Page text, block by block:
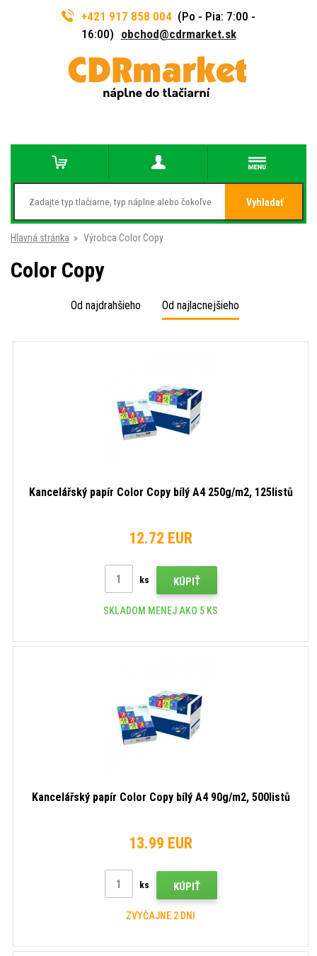
+421 917 858 004 (Po - Pia: 7:00 -
16:00) obchod@cdrmarket.sk
Vyhladať
Hlavná stránka » Výrobca Color Copy
Color Copy
Od najdrahšieho Od najlacnejšieho
Kancelářský papír Color Copy bílý A4 250g/m2, 125listů
12.72 EUR
ks KÚPIŤ
SKLADOM MENEJ AKO 5 KS
Kancelářský papír Color Copy bílý A4 90g/m2, 500listů
13.99 EUR
ks KÚPIŤ
ZVYČAJNE 2 DNI